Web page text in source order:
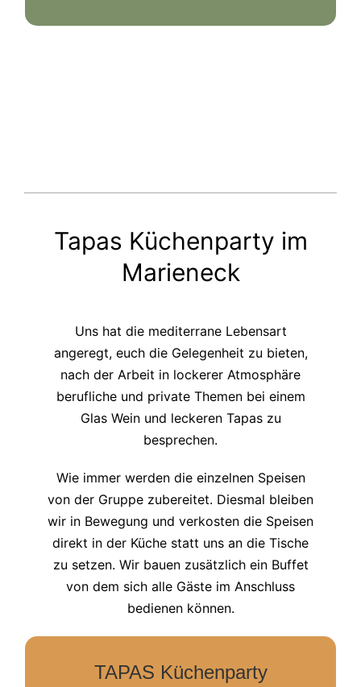
Tapas Küchenparty im
Marieneck
Uns hat die mediterrane Lebensart
angeregt, euch die Gelegenheit zu bieten,
nach der Arbeit in lockerer Atmosphäre
berufliche und private Themen bei einem
Glas Wein und leckeren Tapas zu
besprechen.
Wie immer werden die einzelnen Speisen
von der Gruppe zubereitet. Diesmal bleiben
wir in Bewegung und verkosten die Speisen
direkt in der Küche statt uns an die Tische
zu setzen. Wir bauen zusätzlich ein Buffet
von dem sich alle Gäste im Anschluss
bedienen können.
TAPAS Küchenparty